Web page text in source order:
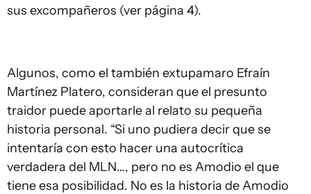
sus excompañeros (ver página 4).
Algunos, como el también extupamaro Efraín
Martínez Platero, consideran que el presunto
traidor puede aportarle al relato su pequeña
historia personal. “Si uno pudiera decir que se
intentaría con esto hacer una autocrítica
verdadera del MLN…, pero no es Amodio el que
tiene esa posibilidad. No es la historia de Amodio